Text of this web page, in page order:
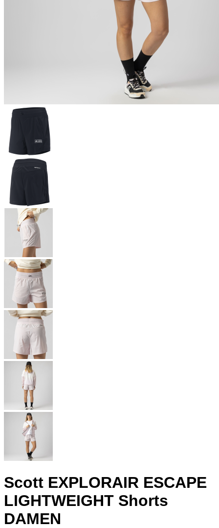
Scott EXPLORAIR ESCAPE
LIGHTWEIGHT Shorts
DAMEN